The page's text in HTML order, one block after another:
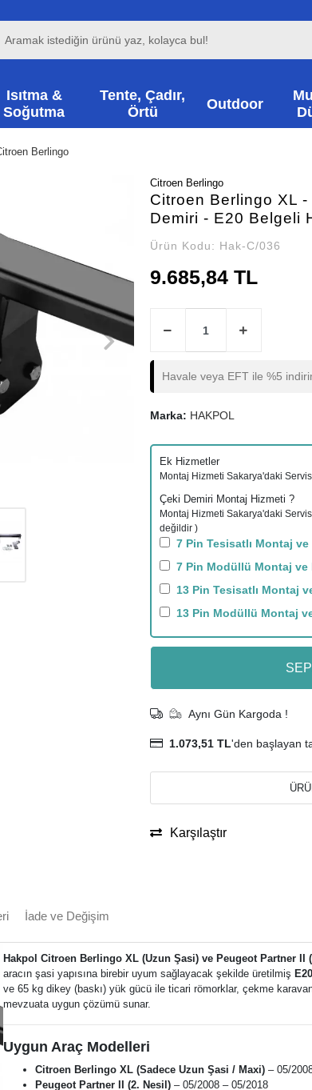
Isıtma &
Soğutma
Tente, Çadır,
Örtü
Outdoor
Berlingo
Citroen Berlingo
Citroen Berlingo XL
Demiri - E20 Belgeli
Ürün Kodu: Hak-C/036
9.685,84 TL
Havale veya EFT ile %5
Marka: HAKPOL
Ek Hizmetler
Montaj Hizmeti Sakarya'daki
Çeki Demiri Montaj Hizmeti ?
Montaj Hizmeti Sakarya'daki
değildir )
7 Pin Tesisatlı Montaj
7 Pin Modüllü Montaj ve
13 Pin Tesisatlı Montaj
13 Pin Modüllü Montaj
Aynı Gün Kargoda !
1.073,51 TL'den başlayan
Karşılaştır
İade ve Değişim
Hakpol Citroen Berlingo XL (Uzun Şasi) ve Peugeot Partner
aracın şasi yapısına birebir uyum sağlayacak şekilde üretilmiş
ve 65 kg dikey (baskı) yük gücü ile ticari römorklar, çekme
mevzuata uygun çözümü sunar.
Uygun Araç Modelleri
Citroen Berlingo XL (Sadece Uzun Şasi / Maxi) – 05/
Peugeot Partner II (2. Nesil) – 05/2008 – 05/2018